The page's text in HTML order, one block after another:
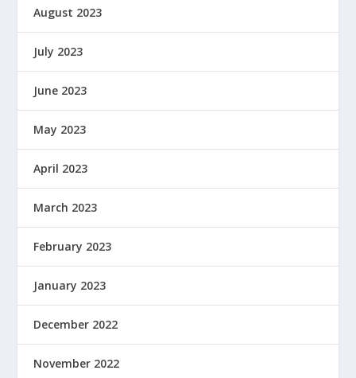
August 2023
July 2023
June 2023
May 2023
April 2023
March 2023
February 2023
January 2023
December 2022
November 2022